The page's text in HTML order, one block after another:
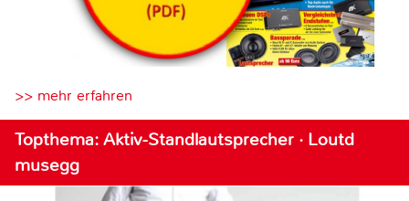
>> mehr erfahren
Topthema: Aktiv-Standlautsprecher · Loutd
musegg